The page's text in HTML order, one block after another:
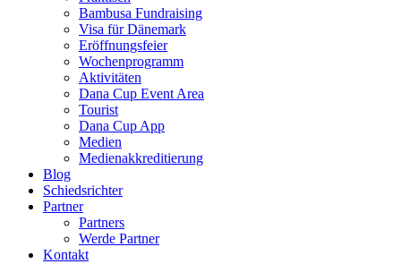
Bambusa Fundraising
Visa für Dänemark
Eröffnungsfeier
Wochenprogramm
Aktivitäten
Dana Cup Event Area
Tourist
Dana Cup App
Medien
Medienakkreditierung
Blog
Schiedsrichter
Partner
Partners
Werde Partner
Kontakt